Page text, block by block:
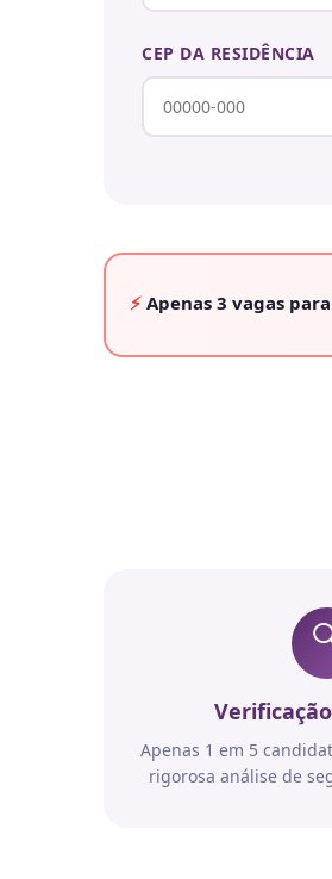
CEP DA RESIDÊNCIA
⚡ Apenas 3 vagas
Apenas 1 em 5
rigorosa análise de